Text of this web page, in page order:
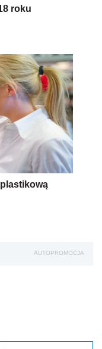
roku
plastikową
AUTOPROMOCJA